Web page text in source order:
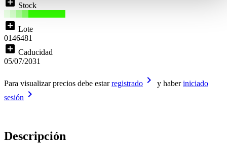
Stock
add_box Lote
0146481
add_box Caducidad
05/07/2031
Para visualizar precios debe estarregistrado keyboard_arrow_right y haberiniciado
sesión keyboard_arrow_right
Descripción